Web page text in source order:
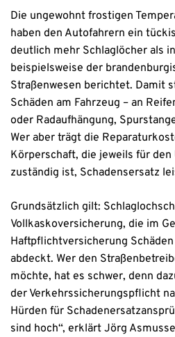
Die ungewohnt frostigen
haben den Autofahrern ein
deutlich mehr Schlaglöcher als
beispielsweise der
Straßenwesen berichtet. Damit
Schäden am Fahrzeug – an
oder Radaufhängung,
Wer aber trägt die
Körperschaft, die jeweils für
zuständig ist, Schadensersatz
Grundsätzlich gilt:
Vollkaskoversicherung, die im
Haftpflichtversicherung
abdeckt. Wer den
möchte, hat es schwer, denn
der Verkehrssicherungspflicht
Hürden für
sind hoch“, erklärt Jörg